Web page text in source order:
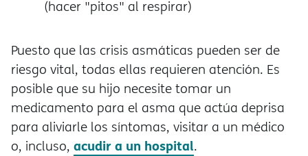
(hacer "pitos" al respirar)
Puesto que las crisis asmáticas pueden ser de
riesgo vital, todas ellas requieren atención. Es
posible que su hijo necesite tomar un
medicamento para el asma que actúa deprisa
para aliviarle los síntomas, visitar a un médico
o, incluso, acudir a un hospital.